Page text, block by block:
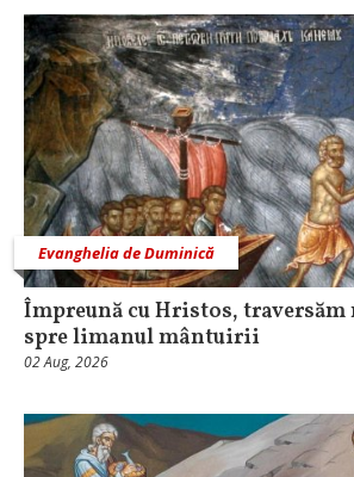
Evanghelia de Duminică
Împreună cu Hristos,
spre limanul mântuirii
02 Aug, 2026